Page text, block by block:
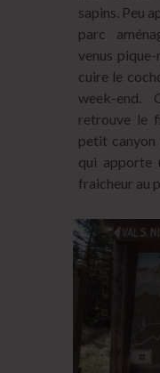
sapins. Peu
parc
venus
cuire le
week-end.
retrouve le
petit canyon
qui apporte
fraicheur au